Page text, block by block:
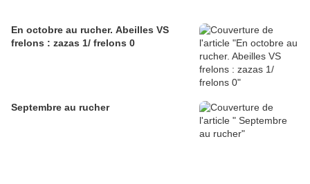
En octobre au rucher. Abeilles VS
frelons : zazas 1/ frelons 0
Septembre au rucher